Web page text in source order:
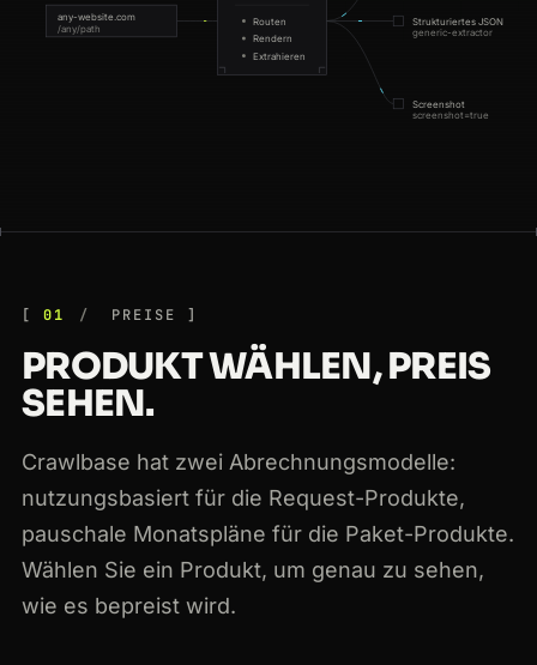
any-website.com
/any/path
Routen
Rendern
Extrahieren
Strukturiertes JSON
Screenshot
generic-extractor
screenshot=true
01 PREISE
PRODUKT WÄHLEN, PREIS
SEHEN.
Crawlbase hat zwei Abrechnungsmodelle:
nutzungsbasiert für die Request-Produkte,
pauschale Monatspläne für die Paket-Produkte.
Wählen Sie ein Produkt, um genau zu sehen,
wie es bepreist wird.